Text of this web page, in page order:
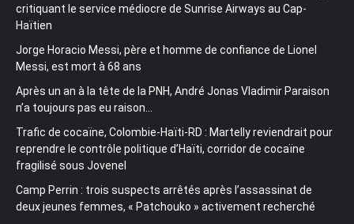
critiquant le service médiocre de Sunrise Airways au Cap-
Haïtien
Jorge Horacio Messi, père et homme de confiance de Lionel
Messi, est mort à 68 ans
Après un an à la tête de la PNH, André Jonas Vladimir Paraison
n’a toujours pas eu raison…
Trafic de cocaïne, Colombie-Haïti-RD : Martelly reviendrait pour
reprendre le contrôle politique d’Haïti, corridor de cocaïne
fragilisé sous Jovenel
Camp Perrin : trois suspects arrêtés après l’assassinat de
deux jeunes femmes, « Patchouko » activement recherché